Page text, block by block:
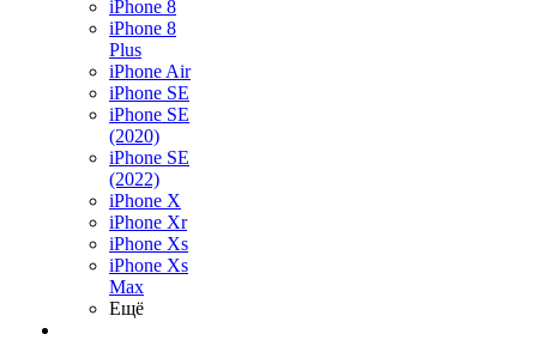
iPhone 8
iPhone 8
Plus
iPhone Air
iPhone SE
iPhone SE
(2020)
iPhone SE
(2022)
iPhone X
iPhone Xr
iPhone Xs
iPhone Xs
Max
Ещё